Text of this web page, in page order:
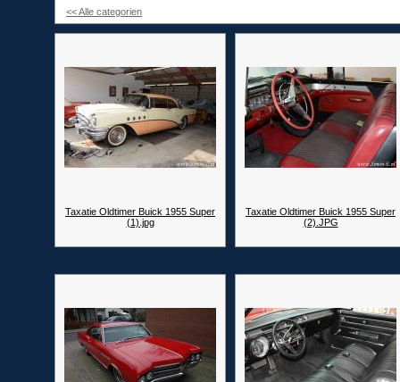
<< Alle categorien
Taxatie Oldtimer Buick 1955 Super
(1).jpg
Taxatie Oldtimer Buick 1955 Super
(2).JPG